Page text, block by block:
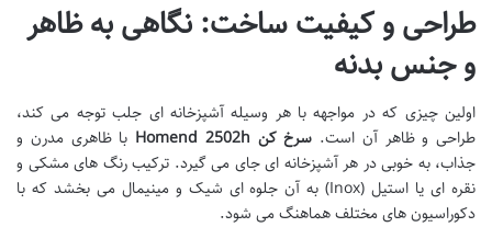
طراحی و کیفیت ساخت: نگاهی به ظاهر
و جنس بدنه
اولین چیزی که در مواجهه با هر وسیله آشپزخانه ای جلب توجه می کند،
طراحی و ظاهر آن است. سرخ کن Homend 2502h
با ظاهری مدرن و
جذاب، به خوبی در هر آشپزخانه ای جای می گیرد. ترکیب رنگ های مشکی و
نقره ای یا استیل (Inox) به آن جلوه ای شیک و مینیمال می بخشد که با
دکوراسیون های مختلف هماهنگ می شود.